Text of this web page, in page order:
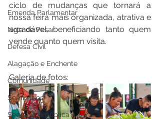
Emenda Parlamentar
Nota de Pesar
Defesa Civil
Alagação e Enchente
Comunidade
Seminários
Segurança pública
ciclo de mudanças que tornará a
nossa feira mais organizada, atrativa e
agradável, beneficiando tanto quem
vende quanto quem visita.
Galeria de fotos: